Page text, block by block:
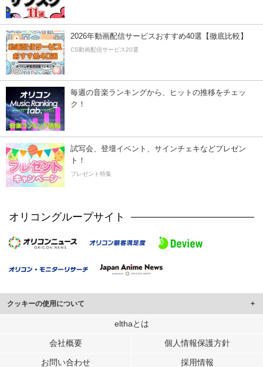
2026年動画配信サービスおすすめ40選【徹底比較】
CS動画配信サービス20選
毎週の音楽ランキングから、ヒットの推移をチェッ
ク！
試写会、登壇イベント、サインチェキなどプレゼン
ト！
プレゼント特集
オリコングループサイト
クッキーの使用について
このサイトでは Cookie を使用して、ユーザーに合わせたコンテンツや広告の
行っています。
メディアや広告配信、データ解析の各パートナーに提供しています。
elthaとは
会社概要 個人情報保護方針
お問い合わせ 採用情報